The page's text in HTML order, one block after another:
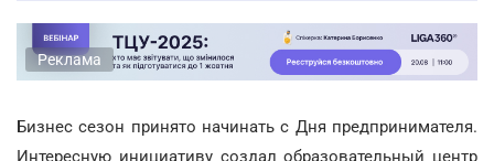
Реклама
Бизнес сезон принято начинать с Дня предпринимателя.
Интересную инициативу создал образовательный центр